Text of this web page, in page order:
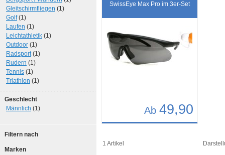
SwissEye Max Pro im 3er-Set
Ab 49,90
Art.-Nr.: 6975
1 Artikel
Gleitschirmfliegen (1)
Golf(1)
Laufen (1)
Leichtathletik (1)
Outdoor (1)
Radsport(1)
Rudern (1)
Tennis (1)
Triathlon (1)
Geschlecht
Männlich (1)
Filtern nach
Marken